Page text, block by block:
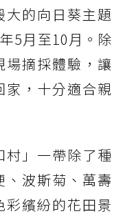
大的向日葵主題
5月至10月。除
場摘採體驗，讓
家，十分適合親
村」一帶除了種
、波斯菊、萬壽
彩繽紛的花田景